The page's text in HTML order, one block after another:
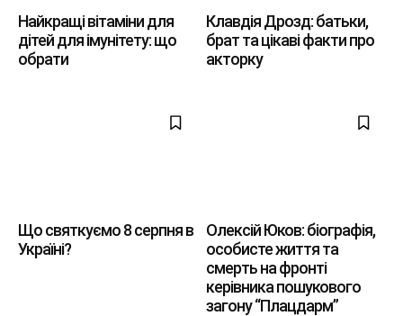
Найкращі вітаміни для
дітей для імунітету: що
обрати
Клавдія Дрозд: батьки,
брат та цікаві факти про
акторку
Що святкуємо 8 серпня в
Україні?
Олексій Юков: біографія,
особисте життя та
смерть на фронті
керівника пошукового
загону “Плацдарм”